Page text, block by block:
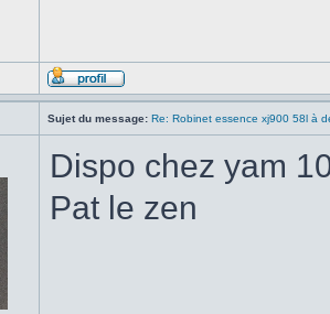
Sujet du message: Re: Robinet essence xj900 58l à
Dispo chez yam
Pat le zen